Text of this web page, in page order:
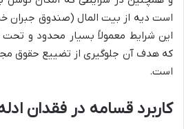
است دیه از بیت المال (صندوق جبران
این شرایط معمولاً بسیار محدود و
که هدف آن جلوگیری از تضییع حقوق
است.
کاربرد قسامه در فقدان